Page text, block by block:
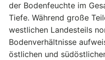
der Bodenfeuchte im
Tiefe. Während große
westlichen Landesteils
Bodenverhältnisse
östlichen und